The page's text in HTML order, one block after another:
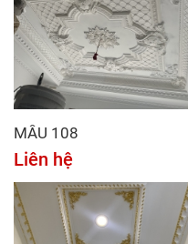
MẪU 108
Liên hệ